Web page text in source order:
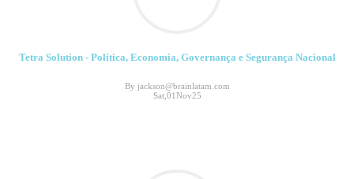
Tetra Solution - Política, Economia, Governança e Segurança Nacional
By jackson@brainlatam.com
Sat,01Nov25